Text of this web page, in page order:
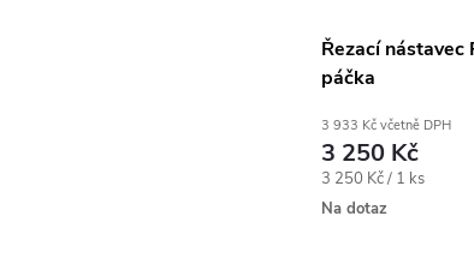
Řezací nástavec
páčka
3 933 Kč včetně DPH
3 250 Kč
Měrná
cena:
3 250 Kč / 1 ks
Na dotaz